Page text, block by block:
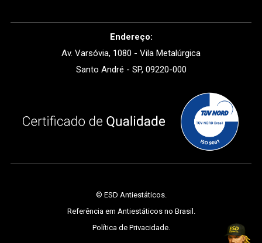
Endereço:
Av. Varsóvia, 1080 - Vila Metalúrgica
Santo André - SP, 09220-000
© ESD Antiestáticos.
Referência em Antiestáticos no Brasil.
Política de Privacidade.